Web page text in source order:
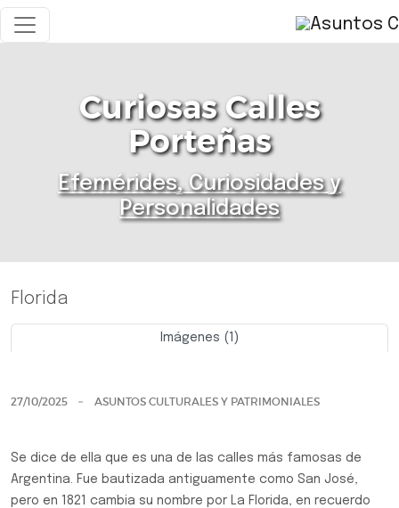
Curiosas Calles
Porteñas
Efemérides, Curiosidades y
Personalidades
Florida
Imágenes (1)
27/10/2025 ASUNTOS CULTURALES Y PATRIMONIALES
Se dice de ella que es una de las calles más famosas de
Argentina. Fue bautizada antiguamente como San José,
pero en 1821 cambia su nombre por La Florida, en recuerdo